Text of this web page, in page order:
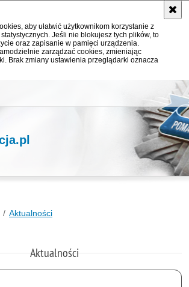
aby ułatwić użytkownikom korzystanie z
Jeśli nie blokujesz tych plików, to
oraz zapisanie w pamięci urządzenia.
zarządzać cookies, zmieniając
Brak zmiany ustawienia przeglądarki oznacza
Aktualności
Aktualności